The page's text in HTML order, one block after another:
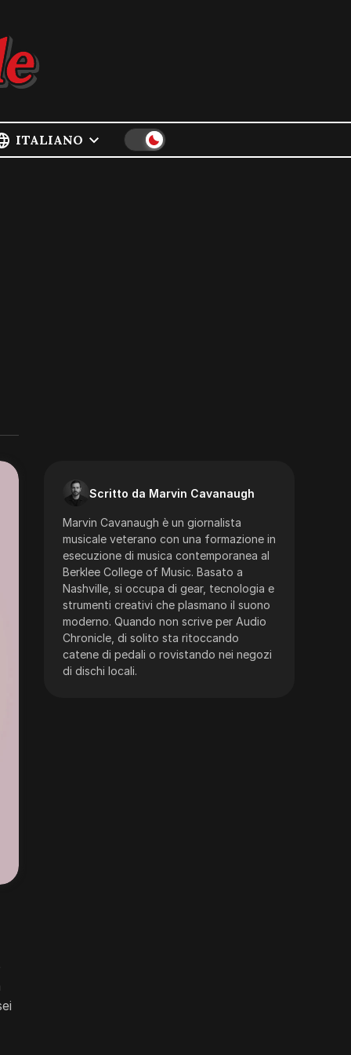
ITALIANO
Scritto da Marvin Cavanaugh
Marvin Cavanaugh è un giornalista
musicale veterano con una formazione in
esecuzione di musica contemporanea al
Berklee College of Music. Basato a
Nashville, si occupa di gear, tecnologia e
strumenti creativi che plasmano il suono
moderno. Quando non scrive per Audio
Chronicle, di solito sta ritoccando
catene di pedali o rovistando nei negozi
di dischi locali.